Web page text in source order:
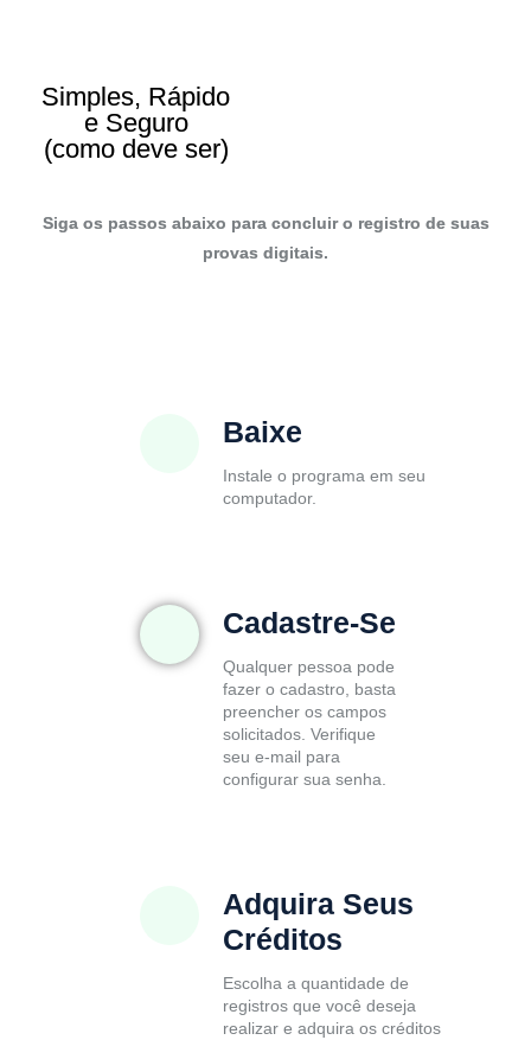
Simples, Rápido
e Seguro
(como deve ser)
Siga os passos abaixo para concluir o registro de suas
provas digitais.
Baixe
Instale o programa em seu
computador.
Cadastre-Se
Qualquer pessoa pode
fazer o cadastro, basta
preencher os campos
solicitados. Verifique
seu e-mail para
configurar sua senha.
Adquira Seus
Créditos
Escolha a quantidade de
registros que você deseja
realizar e adquira os créditos